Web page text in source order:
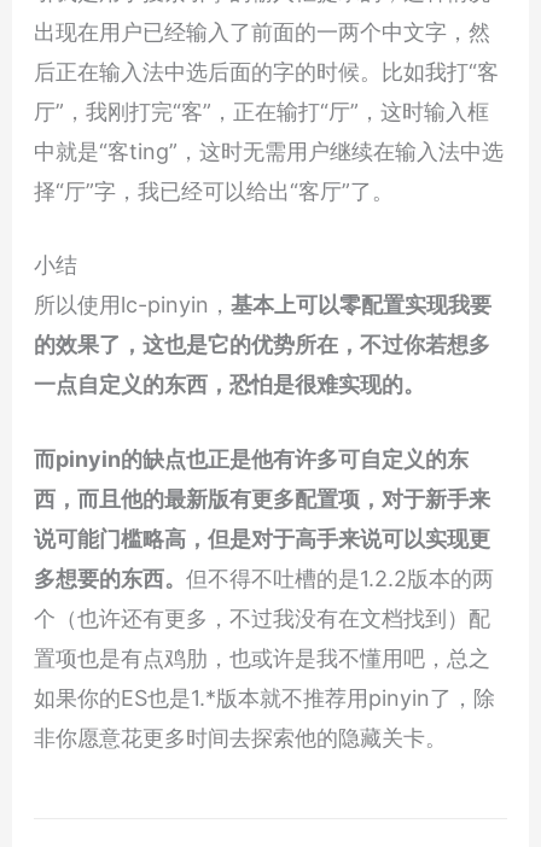
出现在用户已经输入了前面的一两个中文字，然
后正在输入法中选后面的字的时候。比如我打“客
厅”，我刚打完“客”，正在输打“厅”，这时输入框
中就是“客ting”，这时无需用户继续在输入法中选
择“厅”字，我已经可以给出“客厅”了。
小结
所以使用lc-pinyin， 基本上可以零配置实现我要
的效果了，这也是它的优势所在，不过你若想多
一点自定义的东西，恐怕是很难实现的。
而pinyin的缺点也正是他有许多可自定义的东
西，而且他的最新版有更多配置项，对于新手来
说可能门槛略高，但是对于高手来说可以实现更
多想要的东西。 但不得不吐槽的是1.2.2版本的两
个（也许还有更多，不过我没有在文档找到）配
置项也是有点鸡肋，也或许是我不懂用吧，总之
如果你的ES也是1.*版本就不推荐用pinyin了，除
非你愿意花更多时间去探索他的隐藏关卡。